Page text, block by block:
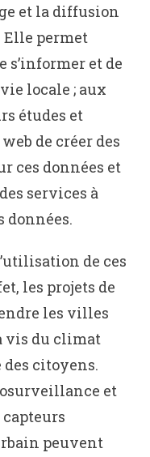
et la diffusion
permet
s’informer et de
locale ; aux
études et
de créer des
ces données et
services à
données.
de ces
les projets de
les villes
vis du climat
citoyens.
et
capteurs
peuvent